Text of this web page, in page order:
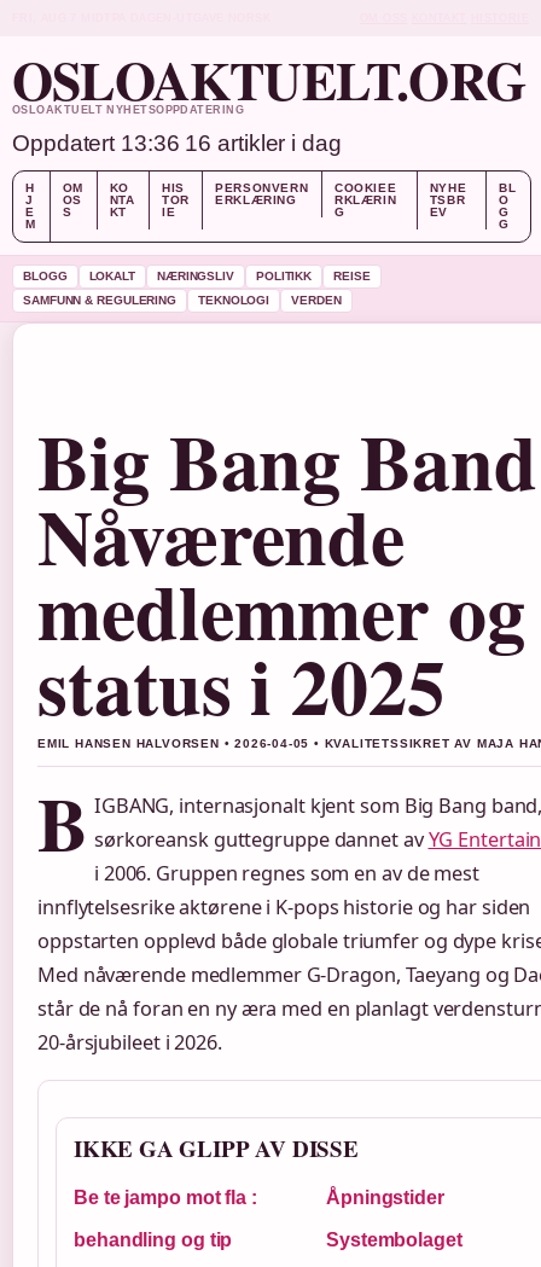
OSLOAKTUELT.ORG
OSLOAKTUELT NYHETSOPPDATERING
Oppdatert 13:36 16 artikler i dag
H
J
E
M
OM
OS
S
KO
NTA
KT
HIS
TOR
IE
PERSONVERN
ERKLÆRING
COOKIEE
RKLÆRIN
G
NYHE
TSBR
EV
BL
O
G
G
BLOGG LOKALT NÆRINGSLIV POLITIKK
REISE
SAMFUNN & REGULERING
TEKNOLOGI VERDEN
Big Bang
Nåværende
medlemmer og
status i 2025
EMIL HANSEN HALVORSEN • 2026-04-05 • KVALITETSSIKRET AV MAJA
B IGBANG, internasjonalt kjent som Big Bang
sørkoreansk guttegruppe dannet avYG
i 2006. Gruppen regnes som en av de mest
innflytelsesrike aktørene i K-pops historie og har siden
oppstarten opplevd både globale triumfer og dype
Med nåværende medlemmer G-Dragon, Taeyang og
står de nå foran en ny æra med en planlagt
20-årsjubileet i 2026.
IKKE GA GLIPP AV DISSE
Be te jampo mot fla :
behandling og tip
Åpningstider
Systembolaget